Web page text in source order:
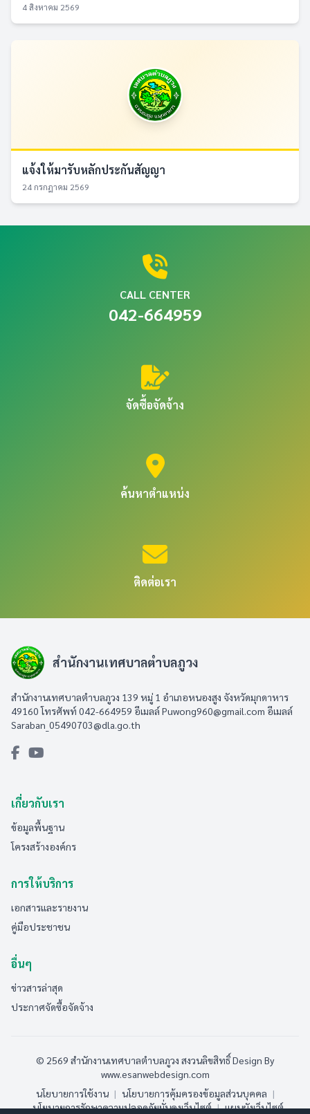
4 สิงหาคม 2569
แจ้งให้มารับหลักประกันสัญญา
24 กรกฎาคม 2569
CALL CENTER
042-664959
จัดซื้อจัดจ้าง
ค้นหาตำแหน่ง
ติดต่อเรา
สำนักงานเทศบาลตำบลภูวง
สำนักงานเทศบาลตำบลภูวง 139 หมู่ 1 อำเภอหนองสูง จังหวัดมุกดาหาร
49160 โทรศัพท์ 042-664959 อีเมลล์Puwong960@gmail.com อีเมลล์
Saraban_05490703@dla.go.th
เกี่ยวกับเรา
ข้อมูลพื้นฐาน
โครงสร้างองค์กร
การให้บริการ
เอกสารและรายงาน
คู่มือประชาชน
อื่นๆ
ข่าวสารล่าสุด
ประกาศจัดซื้อจัดจ้าง
© 2569 สำนักงานเทศบาลตำบลภูวง สงวนลิขสิทธิ์Design By
www.esanwebdesign.com
นโยบายการใช้งาน | นโยบายการคุ้มครองข้อมูลส่วนบุคคล |
นโยบายการรักษาความปลอดภัยมั่นคงเว็บไซต์ | แผนผังเว็บไซต์